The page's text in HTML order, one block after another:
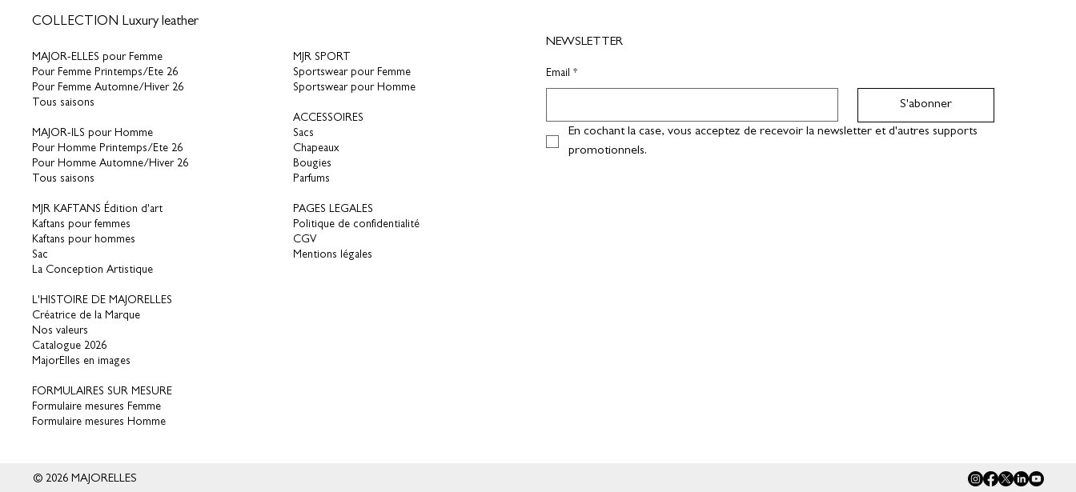
COLLECTION Luxury leather
MAJOR-ELLES pour Femme
Pour Femme Printemps/Ete 26
Pour Femme Automne/Hiver 26
Tous saisons
MAJOR-ILS pour Homme
Pour Homme Printemps/Ete 26
Pour Homme Automne/Hiver 26
Tous saisons
MJR KAFTANS Édition d'art
Kaftans pour femmes
Kaftans pour hommes
Sac
La Conception Artistique
L'HISTOIRE DE MAJORELLES
Créatrice de la Marque
Nos valeurs
Catalogue 2026
MajorElles en images
FORMULAIRES SUR MESURE
Formulaire mesures Femme
Formulaire mesures Homme
MJR SPORT
Sportswear pour Femme
Sportswear pour Homme
ACCESSOIRES
Sacs
Chapeaux
Bougies
Parfums
PAGES LEGALES
Politique de confidentialité
CGV
Mentions légales
NEWSLETTER
Email *
S'abonner
En cochant la case, vous acceptez de recevoir la newsletter et d'autres supports
promotionnels.
© 2026 MAJORELLES